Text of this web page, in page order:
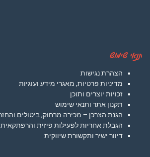
תנאי שימוש
הצהרת נגישות
מדיניות פרטיות, מאגרי מידע ועוגיות
זכויות יוצרים ותוכן
תקנון אתר ותנאי שימוש
הגנת הצרכן – מכירה מרחוק, ביטולים
הגבלת אחריות לפעילות פיזית והרפתקאית
דיוור ישיר ותקשורת שיווקית